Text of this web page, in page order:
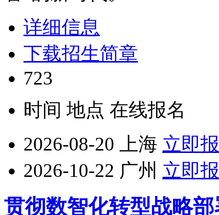
详细信息
下载招生简章
723
时间 地点 在线报名
2026-08-20
上海 立即
2026-10-22 广州 立即
贯彻数智化转型战略